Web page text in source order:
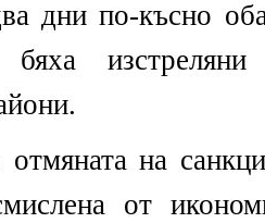
дни по-късно
бяха
на
от